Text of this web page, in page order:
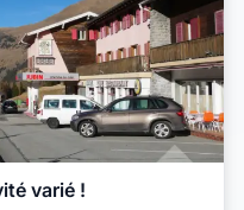
varié !